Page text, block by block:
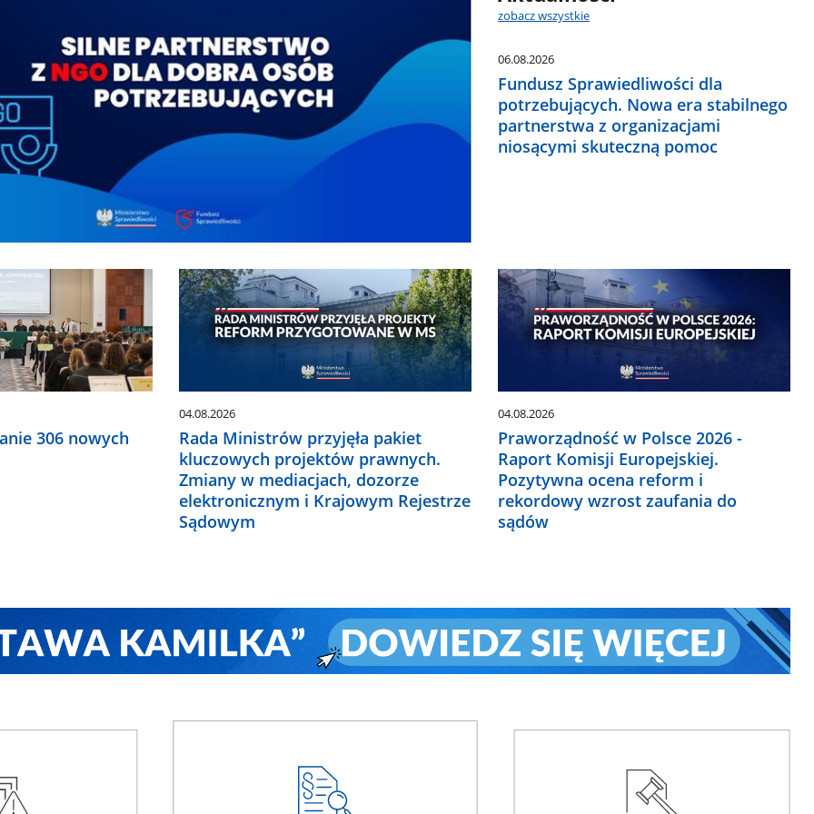
zobacz wszystkie
06.08.2026
Fundusz Sprawiedliwości dla
potrzebujących. Nowa era stabilnego
partnerstwa z organizacjami
niosącymi skuteczną pomoc
306 nowych
04.08.2026
Rada Ministrów przyjęła pakiet
kluczowych projektów prawnych.
Zmiany w mediacjach, dozorze
elektronicznym i Krajowym Rejestrze
Sądowym
04.08.2026
Praworządność w Polsce 2026 -
Raport Komisji Europejskiej.
Pozytywna ocena reform i
rekordowy wzrost zaufania do
sądów